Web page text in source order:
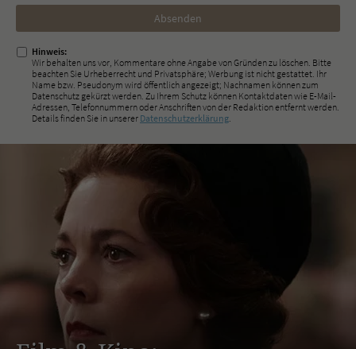
Nicht
ausfüllen!
Hinweis:
Wir behalten uns vor, Kommentare ohne Angabe von Gründen zu löschen. Bitte
beachten Sie Urheberrecht und Privatsphäre; Werbung ist nicht gestattet. Ihr
Name bzw. Pseudonym wird öffentlich angezeigt; Nachnamen können zum
Datenschutz gekürzt werden. Zu Ihrem Schutz können Kontaktdaten wie E-Mail-
Adressen, Telefonnummern oder Anschriften von der Redaktion entfernt werden.
Details finden Sie in unserer Datenschutzerklärung